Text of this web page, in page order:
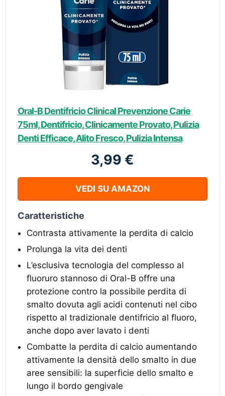
Oral-B Dentifricio Clinical Prevenzione Carie
75ml, Dentifricio, Clinicamente Provato, Pulizia
Denti Efficace, Alito Fresco, Pulizia Intensa
3,99 €
VEDI SU AMAZON
Caratteristiche
Contrasta attivamente la perdita di calcio
Prolunga la vita dei denti
L’esclusiva tecnologia del complesso al
fluoruro stannoso di Oral-B offre una
protezione contro la possibile perdita di
smalto dovuta agli acidi contenuti nel cibo
rispetto al tradizionale dentifricio al fluoro,
anche dopo aver lavato i denti
Combatte la perdita di calcio aumentando
attivamente la densità dello smalto in due
aree sensibili: la superficie dello smalto e
lungo il bordo gengivale